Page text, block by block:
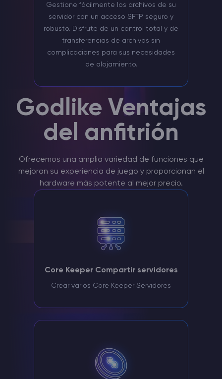
Gestione fácilmente los archivos de su
servidor con un acceso SFTP seguro y
robusto. Disfrute de un control total y de
transferencias de archivos sin
complicaciones para sus necesidades
de alojamiento.
Godlike Ventajas
del anfitrión
Ofrecemos una amplia variedad de funciones que
mejoran su experiencia de juego y proporcionan el
hardware más potente al mejor precio.
Core Keeper Compartir servidores
Crear varios Core Keeper Servidores